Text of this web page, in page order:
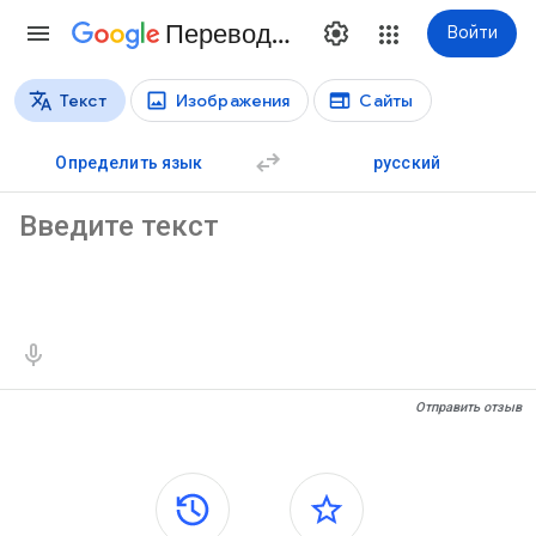
Переводчик Войти
Виды перевода
Текст Изображения Сайты
Определить язык русский
Отправить отзыв